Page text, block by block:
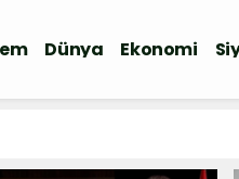
Dünya Ekonomi